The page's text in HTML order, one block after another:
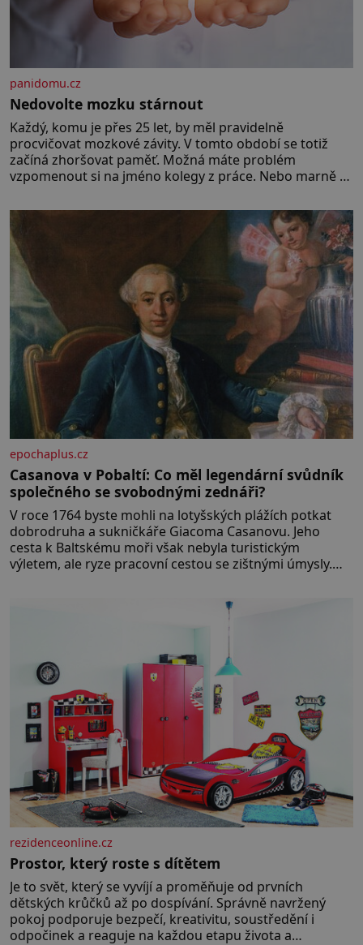
panidomu.cz
Nedovolte mozku stárnout
Každý, komu je přes 25 let, by měl pravidelně
procvičovat mozkové závity. V tomto období se totiž
začíná zhoršovat paměť. Možná máte problém
vzpomenout si na jméno kolegy z práce. Nebo marně v
Je to opravdu tak, s věkem jako kdyby se paměť
rozhodla stávkovat. Cvičte
epochaplus.cz
Casanova v Pobaltí: Co měl legendární svůdník
společného se svobodnými zednáři?
V roce 1764 byste mohli na lotyšských plážích potkat
dobrodruha a sukničkáře Giacoma Casanovu. Jeho
cesta k Baltskému moři však nebyla turistickým
výletem, ale ryze pracovní cestou se zištnými úmysly.
tamní zednářské lóže. Nebyl v této oblasti žádným
nováčkem, protože do zednářské
rezidenceonline.cz
Prostor, který roste s dítětem
Je to svět, který se vyvíjí a proměňuje od prvních
dětských krůčků až po dospívání. Správně navržený
pokoj podporuje bezpečí, kreativitu, soustředění i
odpočinek a reaguje na každou etapu života a